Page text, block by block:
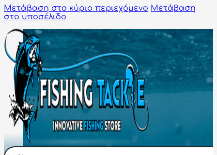
Μετάβαση στο κύριο περιεχόμενο Μετάβαση
στο υποσέλιδο
Αναζήτηση